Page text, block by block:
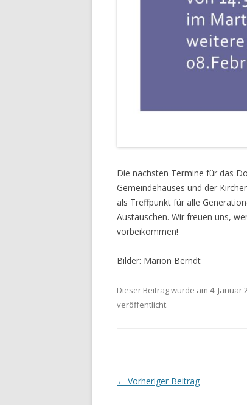
Die nächsten Termine für das
Gemeindehauses und der
als Treffpunkt für alle
Austauschen. Wir freuen uns,
vorbeikommen!
Bilder: Marion Berndt
Dieser Beitrag wurde am 4. Januar
veröffentlicht.
Beitrags-
← Vorheriger Beitrag